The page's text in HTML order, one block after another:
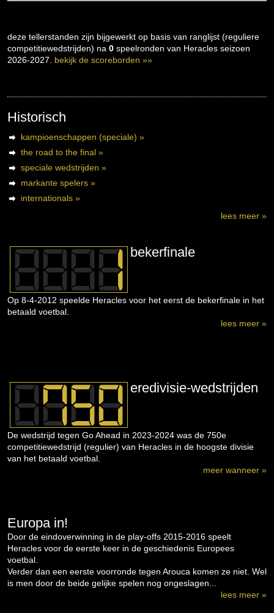
deze tellerstanden zijn bijgewerkt op basis van ranglijst (reguliere
competitiewedstrijden) na 0 speelronden van Heracles seizoen
2026-2027. bekijk de scoreborden »»
Historisch
kampioenschappen (speciale) »
the road to the final »
speciale wedstrijden »
markante spelers »
internationals »
lees meer »
bekerfinale
Op 8-4-2012 speelde Heracles voor het eerst de bekerfinale in het
betaald voetbal.
lees meer »
eredivisie-wedstrijden
De wedstrijd tegen Go Ahead in 2023-2024 was de 750e
competitiewedstrijd (regulier) van Heracles in de hoogste divisie
van het betaald voetbal.
meer wanneer »
Europa in!
Door de eindoverwinning in de play-offs 2015-2016 speelt
Heracles voor de eerste keer in de geschiedenis Europees
voetbal.
Verder dan een eerste voorronde tegen Arouca komen ze niet. Wel
is men door de beide gelijke spelen nog ongeslagen...
lees meer »